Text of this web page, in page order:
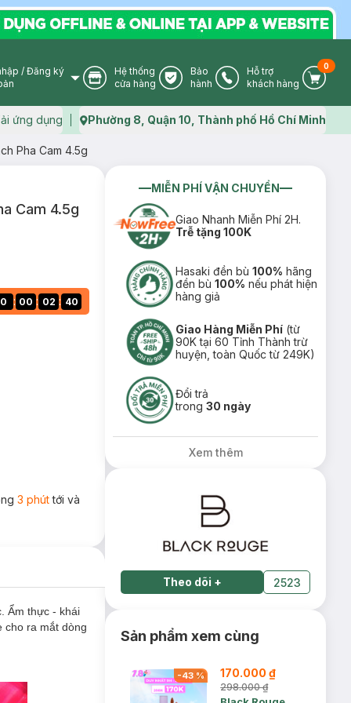
User Icon
/ Đăng ký
Store Icon
Hệ thống
cửa hàng
Warranty Icon
Bảo
hành
Phone Icon
Hỗ trợ
khách hàng
Cart
0
ứng dụng Map icon
Phường 8, Quận 10, Thành phố Hồ Chí Minh
Pha Cam 4.5g
Cam 4.5g
0 : 00 : 02 : 39
3 phúttới và
Ẩm thực - khái
cho ra mắt dòng
MIỄN PHÍ VẬN CHUYỂN
Giao Nhanh Miễn Phí 2H.
Trễ tặng 100K
Hasaki đền bù100% hãng
đền bù100% nếu phát hiện
hàng giả
Giao Hàng Miễn Phí (từ
90K tại 60 Tỉnh Thành trừ
huyện, toàn Quốc từ 249K)
Đổi trả
trong30 ngày
Xem thêm
Theo dõi + 2523
Sản phẩm xem cùng
-43% 170.000 ₫
298.000 ₫